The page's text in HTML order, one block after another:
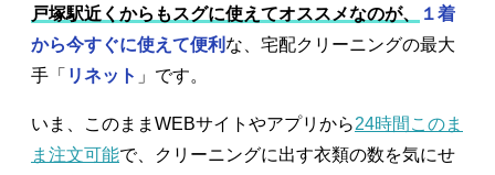
戸塚駅近くからもスグに使えてオススメなのが、
１着
から今すぐに使えて便利 な、宅配クリーニングの最大
手「 リネット 」です。
いま、このままWEBサイトやアプリから24時間このま
ま注文可能で、クリーニングに出す衣類の数を気にせ